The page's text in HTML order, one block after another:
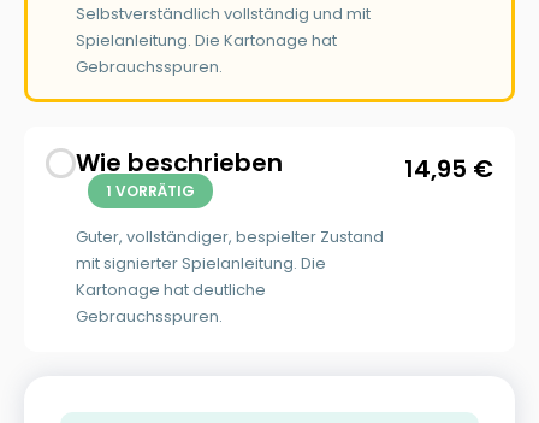
Selbstverständlich vollständig und mit
Spielanleitung. Die Kartonage hat
Gebrauchsspuren.
Wie beschrieben
1 VORRÄTIG
Guter, vollständiger, bespielter Zustand
mit signierter Spielanleitung. Die
Kartonage hat deutliche
Gebrauchsspuren.
14,95 €